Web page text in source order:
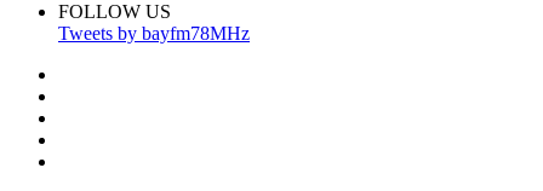
FOLLOW US
Tweets by bayfm78MHz